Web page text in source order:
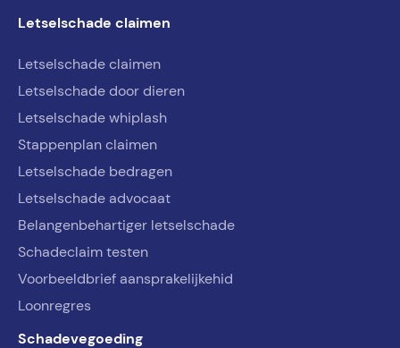
Letselschade claimen
Letselschade claimen
Letselschade door dieren
Letselschade whiplash
Stappenplan claimen
Letselschade bedragen
Letselschade advocaat
Belangenbehartiger letselschade
Schadeclaim testen
Voorbeeldbrief aansprakelijkehid
Loonregres
Schadevegoeding